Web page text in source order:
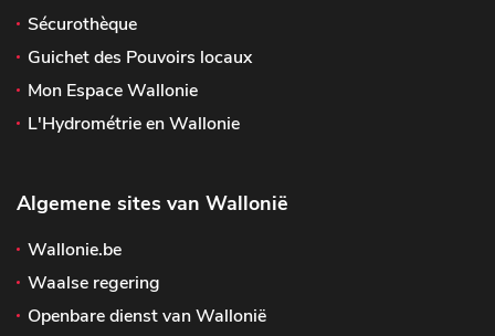
Sécurothèque
Guichet des Pouvoirs locaux
Mon Espace Wallonie
L'Hydrométrie en Wallonie
Algemene sites van Wallonië
Wallonie.be
Waalse regering
Openbare dienst van Wallonië